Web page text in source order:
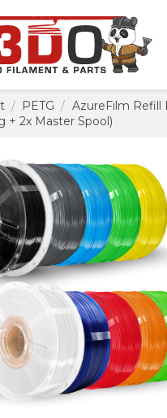
PETG
AzureFilm Refill
+ 2x Master Spool)